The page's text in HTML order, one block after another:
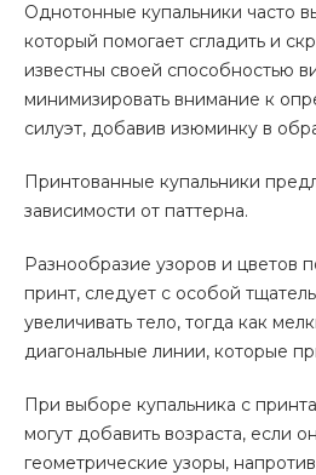
Однотонные купальники часто
который помогает сгладить и
известны своей способностью
минимизировать внимание к
силуэт, добавив изюминку в
Принтованные купальники
зависимости от паттерна.
Разнообразие узоров и цветов
принт, следует с особой
увеличивать тело, тогда как
диагональные линии, которые
При выборе купальника с
могут добавить возраста,
геометрические узоры,